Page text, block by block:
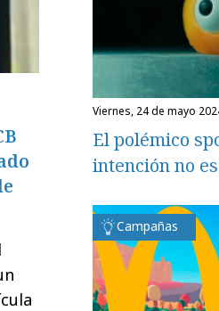
viernes, 24 de mayo
El polémico
intención no
Campañas